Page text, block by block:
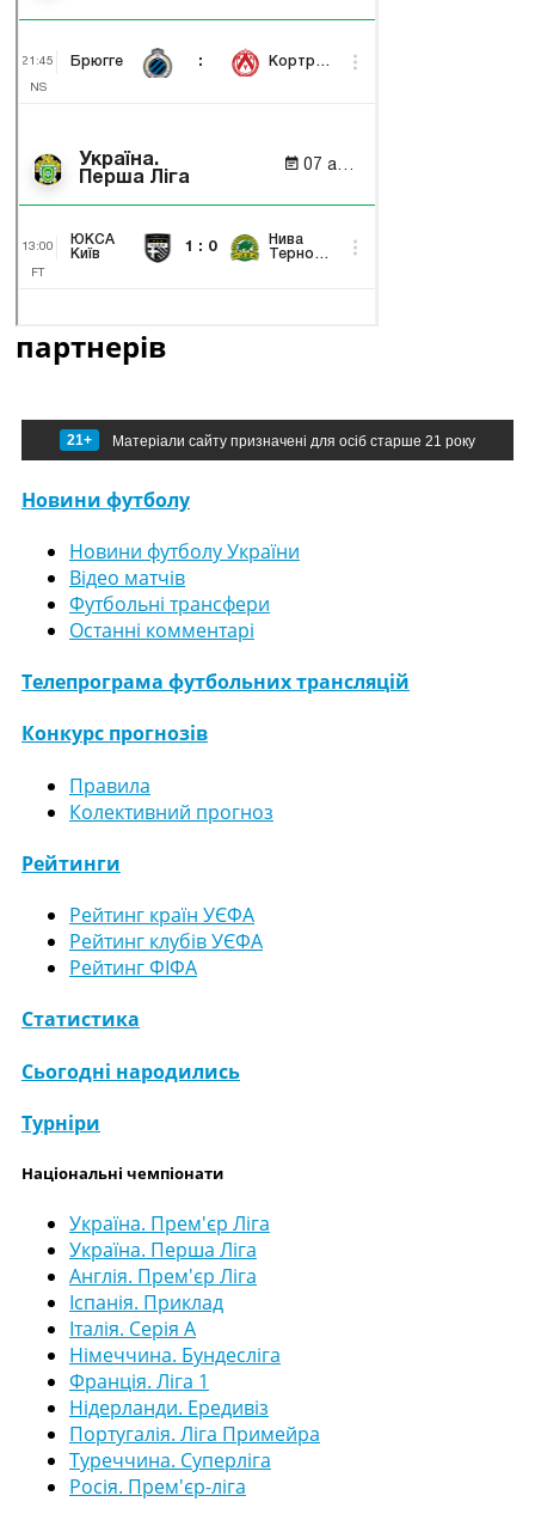
партнерів
21+ Матеріали сайту призначені для осіб старше 21 року
Новини футболу
Новини футболу України
Відео матчів
Футбольні трансфери
Останні комментарі
Телепрограма футбольних трансляцій
Конкурс прогнозів
Правила
Колективний прогноз
Рейтинги
Рейтинг країн УЄФА
Рейтинг клубів УЄФА
Рейтинг ФІФА
Статистика
Сьогодні народились
Турніри
Національні чемпіонати
Україна. Прем'єр Ліга
Україна. Перша Ліга
Англія. Прем'єр Ліга
Іспанія. Приклад
Італія. Серія А
Німеччина. Бундесліга
Франція. Ліга 1
Нідерланди. Ередивіз
Португалія. Ліга Примейра
Туреччина. Суперліга
Росія. Прем'єр-ліга